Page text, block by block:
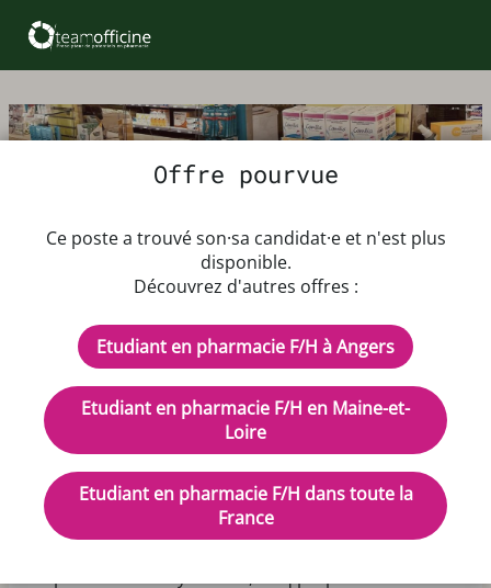
Offre d'emploi Etudiant en
pharmacie F/H
Dès que possible jusqu'au 31/08/2026
Rémunération : A DISCUTER ENSEMBLE
CDD - Temps plein
Description de l'offre d'emploi
Nous recherchons un.e étudiant.e en pharmacie,
idéalement en 4ème année, pour un poste à temps
plein cet été avec possibilité de prolongation dès
Offre pourvue
Ce poste a trouvé son·sa candidat·e et n'est plus
disponible.
Découvrez d'autres offres :
Etudiant en pharmacie F/H à Angers
Etudiant en pharmacie F/H en Maine-et-
Loire
Etudiant en pharmacie F/H dans toute la
France